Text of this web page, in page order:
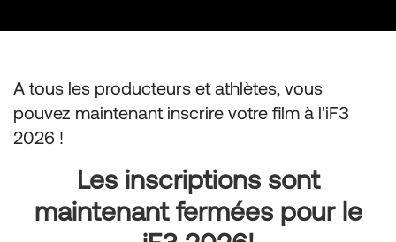
A tous les producteurs et athlètes, vous
pouvez maintenant inscrire votre film à l'iF3
2026 !
Les inscriptions sont
maintenant fermées pour le